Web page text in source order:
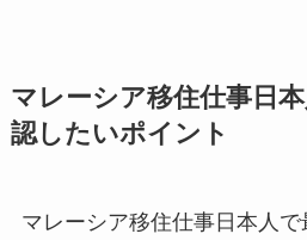
マレーシア移住仕事日
認したいポイント
マレーシア移住仕事日本人